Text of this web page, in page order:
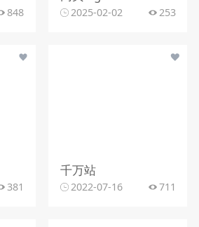
848 2025-02-02 253
381
千万站
2022-07-16 711